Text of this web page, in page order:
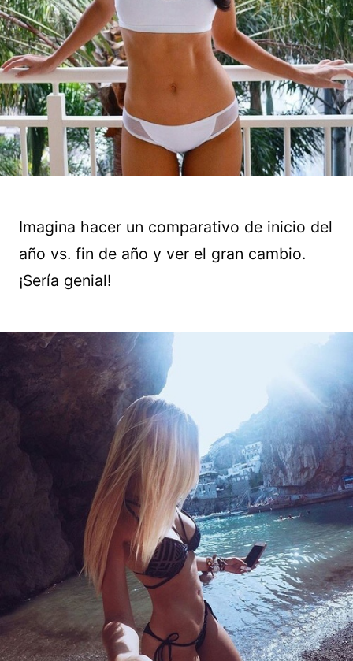
Imagina hacer un comparativo de inicio del
año vs. fin de año y ver el gran cambio.
¡Sería genial!